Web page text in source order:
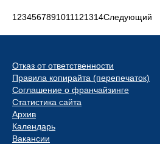
1 234567891011121314Следующий
Отказ от ответственности
Правила копирайта (перепечаток)
Соглашение о франчайзинге
Статистика сайта
Архив
Календарь
Вакансии